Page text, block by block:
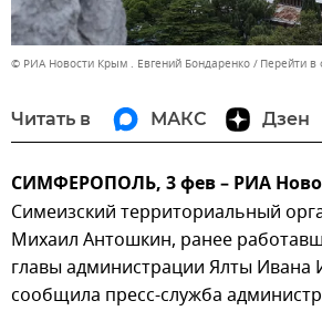
© РИА Новости Крым . Евгений Бондаренко Перейти в
Читать в МАКС Дзен
СИМФЕРОПОЛЬ, 3 фев – РИА
Симеизский территориальный
Михаил Антошкин, ранее
главы администрации Ялты Ивана
сообщила пресс-служба